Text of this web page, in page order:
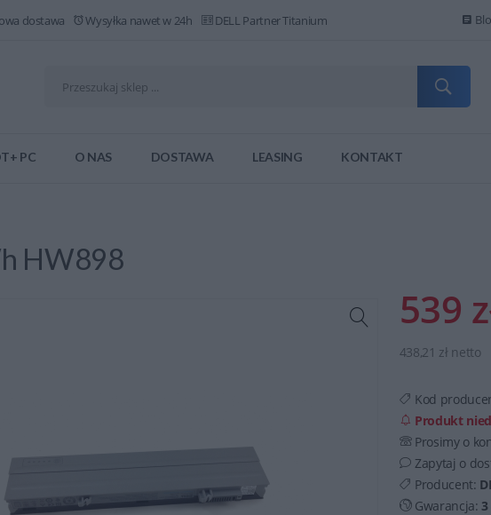
dostawa Wysyłka nawet w 24h DELL Partner Titanium
PC O NAS DOSTAWA LEASING KONTAKT
HW898
539
438,21 zł netto
Kod
Produkt
Prosimy o
Zapytaj o
Producent:
Gwarancja: